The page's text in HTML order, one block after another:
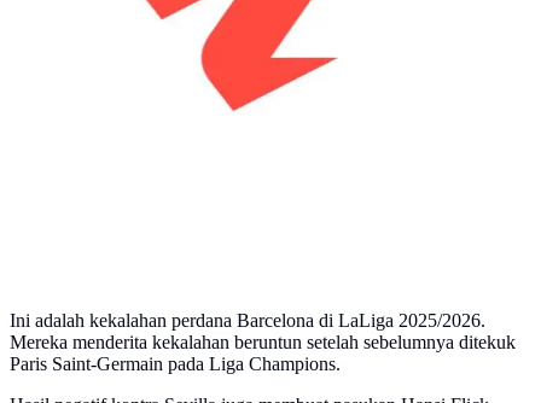
Ini adalah kekalahan perdana Barcelona di LaLiga 2025/2026.
Mereka menderita kekalahan beruntun setelah sebelumnya ditekuk
Paris Saint-Germain pada Liga Champions.